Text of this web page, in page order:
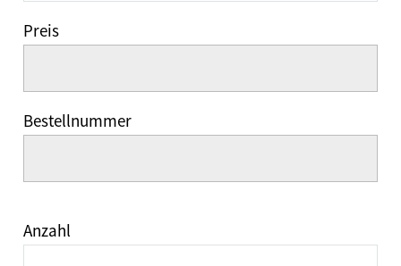
Preis
Bestellnummer
Anzahl